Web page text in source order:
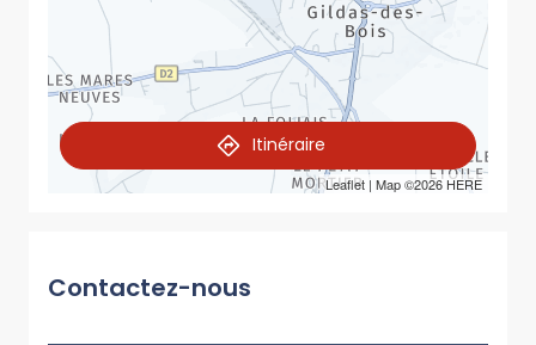
Leaflet | Map ©2026 HERE
Itinéraire
Contactez-nous